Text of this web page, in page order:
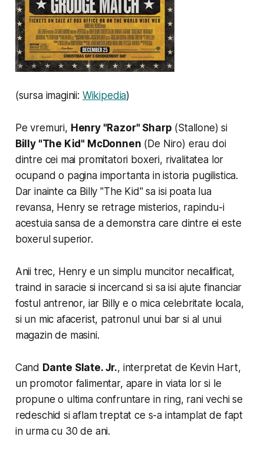
(sursa imaginii: Wikipedia)
Pe vremuri, Henry "Razor" Sharp (Stallone) si
Billy "The Kid" McDonnen (De Niro) erau doi
dintre cei mai promitatori boxeri, rivalitatea lor
ocupand o pagina importanta in istoria pugilistica.
Dar inainte ca Billy "The Kid" sa isi poata lua
revansa, Henry se retrage misterios, rapindu-i
acestuia sansa de a demonstra care dintre ei este
boxerul superior.
Anii trec, Henry e un simplu muncitor necalificat,
traind in saracie si incercand si sa isi ajute financiar
fostul antrenor, iar Billy e o mica celebritate locala,
si un mic afacerist, patronul unui bar si al unui
magazin de masini.
Cand Dante Slate. Jr., interpretat de Kevin Hart,
un promotor falimentar, apare in viata lor si le
propune o ultima confruntare in ring, rani vechi se
redeschid si aflam treptat ce s-a intamplat de fapt
in urma cu 30 de ani.